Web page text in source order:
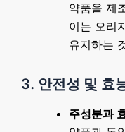
약품을 제
이는 오리
유지하는
3. 안전성 및 효
주성분과